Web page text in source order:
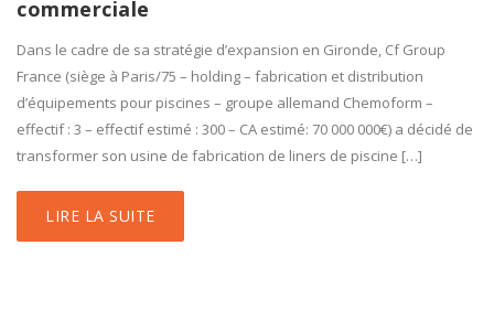
commerciale
Dans le cadre de sa stratégie d’expansion en Gironde, Cf Group
France (siège à Paris/75 – holding – fabrication et distribution
d’équipements pour piscines – groupe allemand Chemoform –
effectif : 3 – effectif estimé : 300 – CA estimé: 70 000 000€) a décidé de
transformer son usine de fabrication de liners de piscine […]
LIRE LA SUITE